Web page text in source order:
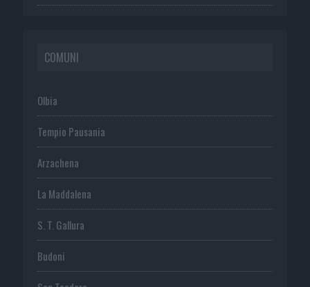
COMUNI
Olbia
Tempio Pausania
Arzachena
La Maddalena
S. T. Gallura
Budoni